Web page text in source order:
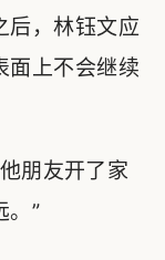
后，林钰文应
面上不会继续
朋友开了家
。”